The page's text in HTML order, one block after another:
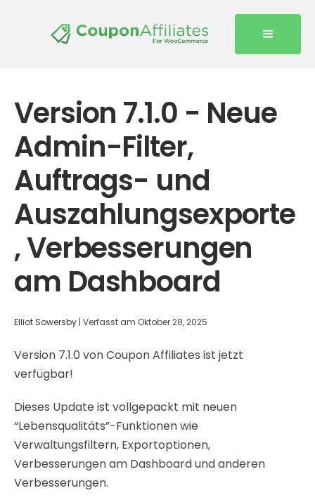
Version 7.1.0 - Neue
Admin-Filter,
Auftrags- und
Auszahlungsexporte
, Verbesserungen
am Dashboard
Elliot Sowersby | Verfasst am Oktober 28, 2025
Version 7.1.0 von Coupon Affiliates ist jetzt
verfügbar!
Dieses Update ist vollgepackt mit neuen
“Lebensqualitäts”-Funktionen wie
Verwaltungsfiltern, Exportoptionen,
Verbesserungen am Dashboard und anderen
Verbesserungen.